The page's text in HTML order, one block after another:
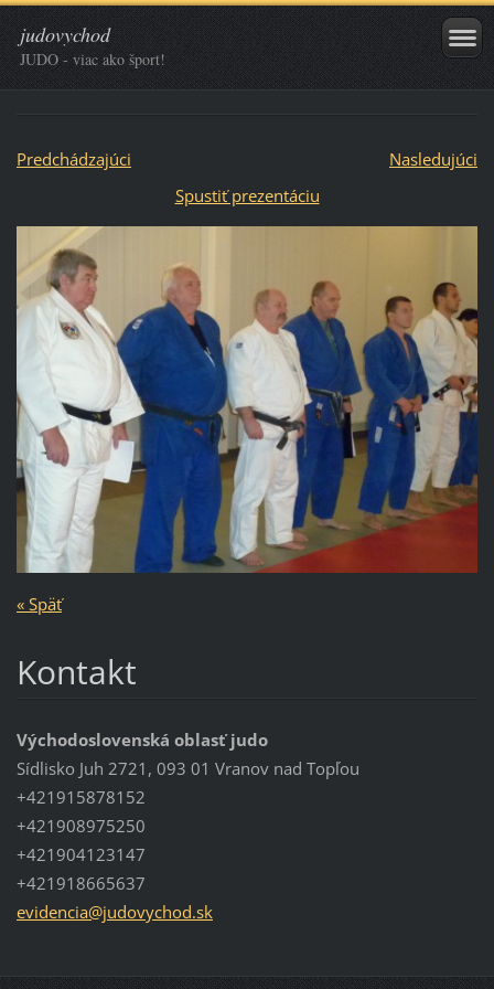
judovychod
JUDO - viac ako šport!
Predchádzajúci
Nasledujúci
Spustiť prezentáciu
« Späť
Kontakt
Východoslovenská oblasť judo
Sídlisko Juh 2721, 093 01 Vranov nad Topľou
+421915878152
+421908975250
+421904123147
+421918665637
evidencia@judovychod.sk